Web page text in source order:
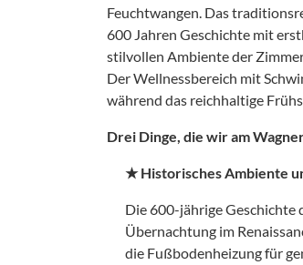
Feuchtwangen. Das
600 Jahren Geschichte mit
stilvollen Ambiente der
Der Wellnessbereich mit
während das reichhaltige
Drei Dinge, die wir am
★ Historisches Ambiente
Die 600-jährige Geschichte
Übernachtung im
die Fußbodenheizung für